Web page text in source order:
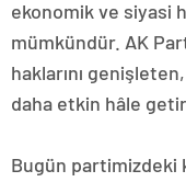
ekonomik ve siyasi
mümkündür. AK
haklarını
daha etkin hâle
Bugün partimizdeki